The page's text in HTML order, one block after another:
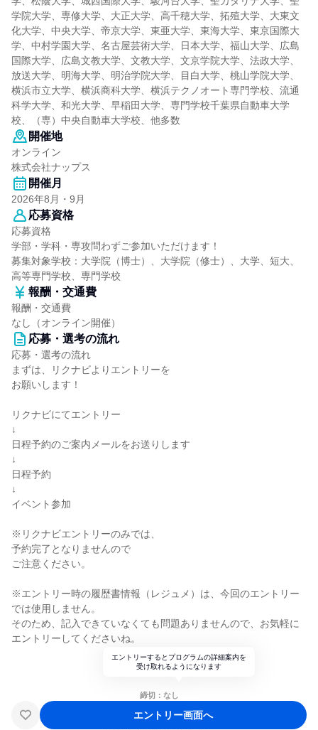
学院大学、専修大学、大正大学、高千穂大学、拓殖大学、大東文
化大学、中央大学、帝京大学、東亜大学、東海大学、東京国際大
学、中村学園大学、名古屋芸術大学、日本大学、福山大学、広島
国際大学、広島文教大学、文教大学、文京学院大学、法政大学、
放送大学、明海大学、明治学院大学、目白大学、桃山学院大学、
横浜市立大学、横浜商科大学、横浜テクノオート専門学校、流通
科学大学、和光大学、早稲田大学、専門学校千葉県自動車大学
校、（専）中央自動車大学校、他多数
開催地
オンライン
株式会社ナップス
開催月
2026年8月・9月
応募資格
応募資格
学部・学科・専攻問わずご参加いただけます！
募集対象学校：大学院（博士）、大学院（修士）、大学、短大、
高等専門学校、専門学校
報酬・交通費
報酬・交通費
なし（オンライン開催）
応募・選考の流れ
応募・選考の流れ
まずは、リクナビよりエントリーを
お願いします！
リクナビにてエントリー
↓
日程予約のご案内メールをお送りします
↓
日程予約
↓
イベント参加
※リクナビエントリーのみでは、
予約完了となりませんので
ご注意ください。
※エントリー時の履歴書情報（レジュメ）は、今回のエントリー
では使用しません。
そのため、記入できていなくても問題ありませんので、お気軽に
エントリーしてくださいね。
エントリーするとプログラムの詳細案内を
受け取れるようになります
締切：なし
エントリー画面へ